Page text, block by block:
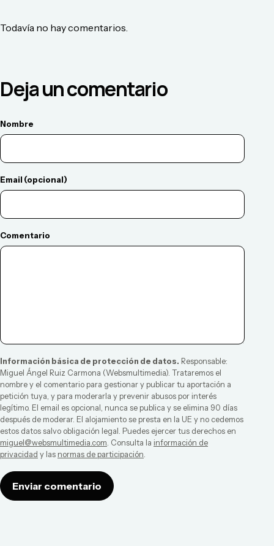
Todavía no hay comentarios.
Deja un comentario
Nombre
Email (opcional)
Comentario
Información básica de protección de datos. Responsable:
Miguel Ángel Ruiz Carmona (Websmultimedia). Trataremos el
nombre y el comentario para gestionar y publicar tu aportación a
petición tuya, y para moderarla y prevenir abusos por interés
legítimo. El email es opcional, nunca se publica y se elimina 90 días
después de moderar. El alojamiento se presta en la UE y no cedemos
estos datos salvo obligación legal. Puedes ejercer tus derechos en
miguel@websmultimedia.com. Consulta la información de
privacidad y las normas de participación.
Enviar comentario